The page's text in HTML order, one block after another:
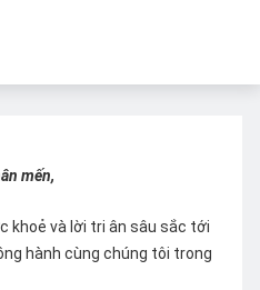
mến,
khoẻ và lời tri ân sâu sắc tới
hành cùng chúng tôi trong